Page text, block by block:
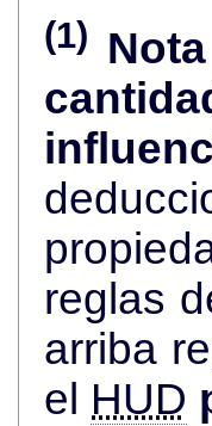
(1)
reglas de
arriba representan
el HUD